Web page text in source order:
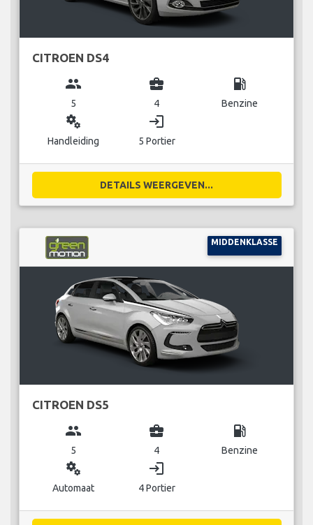
CITROEN DS4
group
5
business_center
4
local_gas_station
Benzine
miscellaneous_services
Handleiding
login
5 Portier
DETAILS WEERGEVEN...
MIDDENKLASSE
CITROEN DS5
group
5
business_center
4
local_gas_station
Benzine
miscellaneous_services
Automaat
login
4 Portier